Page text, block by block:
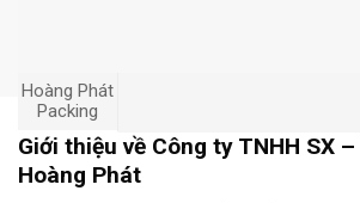
Hoàng Phát
Packing
Giới thiệu về Công ty TNHH SX
Hoàng Phát